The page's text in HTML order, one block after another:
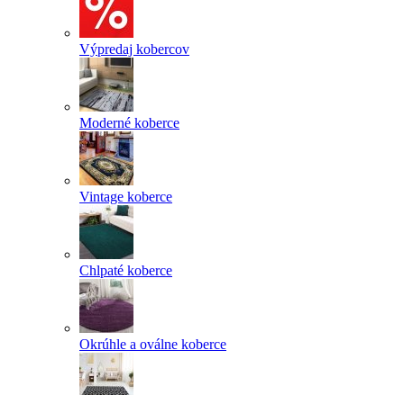
Výpredaj kobercov
Moderné koberce
Vintage koberce
Chlpaté koberce
Okrúhle a oválne koberce